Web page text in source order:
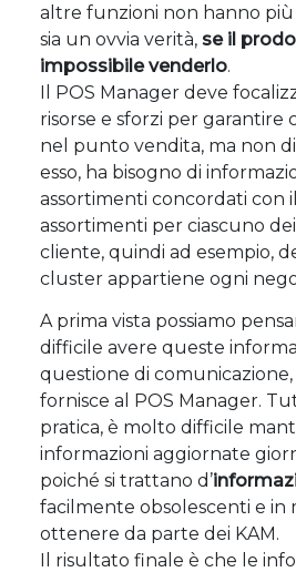
altre funzioni non hanno più
sia un ovvia verità,se il
impossibile venderlo.
Il POS Manager deve
risorse e sforzi per garantire
nel punto vendita, ma non
esso, ha bisogno di
assortimenti concordati con
assortimenti per ciascuno
cliente, quindi ad esempio,
cluster appartiene ogni
A prima vista possiamo
difficile avere queste
questione di comunicazione,
fornisce al POS Manager.
pratica, è molto difficile
informazioni aggiornate
poiché si trattano d’
facilmente obsolescenti e in
ottenere da parte dei KAM.
Il risultato finale è che le